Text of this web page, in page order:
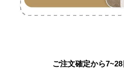
ご注文確定から